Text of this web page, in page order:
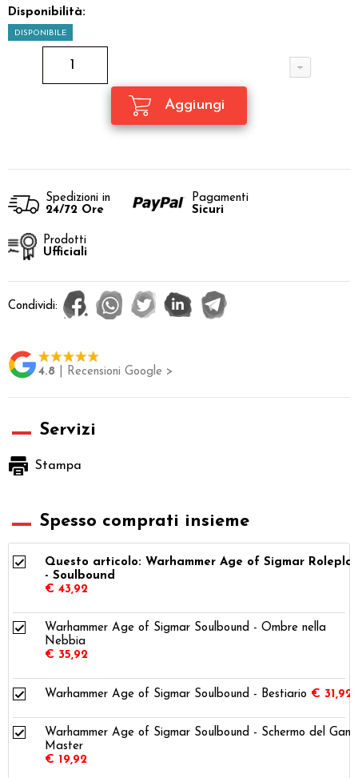
Disponibilità:
DISPONIBILE
Spedizioni in
24/72 Ore
Pagamenti
Sicuri
Prodotti
Ufficiali
Condividi:
4.8 | Recensioni Google >
Servizi
Stampa
Spesso comprati insieme
Questo articolo: Warhammer Age of Sigmar
- Soulbound
€ 43,92
Warhammer Age of Sigmar Soulbound - Ombre nella
Nebbia
€ 35,92
Warhammer Age of Sigmar Soulbound - Bestiario € 31,92
Warhammer Age of Sigmar Soulbound - Schermo del
Master
€ 19,92